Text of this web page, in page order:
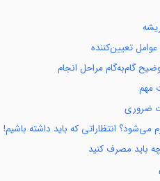
تعیین‌کننده
گام‌به‌گام مراحل انجام
مهم
ضروری
انتظاراتی که باید داشته باشیم!
باید مصرف کنید